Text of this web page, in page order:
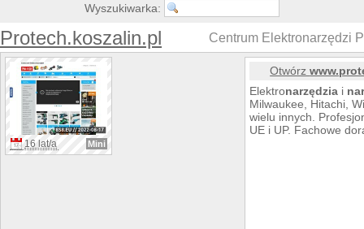
Wyszukiwarka:
Protech.koszalin.pl Centrum Elektronarzędzi
16 lat/a Mini
Otwórz
Elektronarzędzia i
Milwaukee, Hitachi,
wielu innych.
UE i UP. Fachowe